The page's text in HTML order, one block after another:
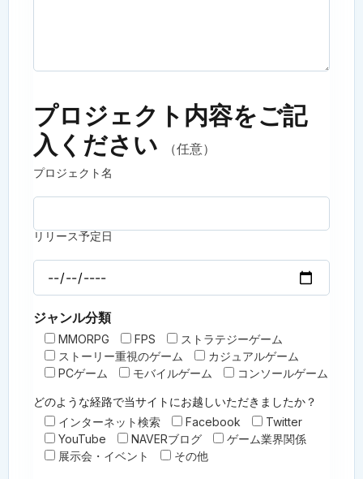
プロジェクト内容をご記
入ください
（任意）
プロジェクト名
リリース予定日
ジャンル分類
MMORPG FPS
ストラテジーゲーム
ストーリー重視のゲーム
カジュアルゲーム
PCゲーム
モバイルゲーム コンソールゲーム
どのような経路で当サイトにお越しいただきましたか？
インターネット検索
Facebook
Twitter
YouTube
NAVERブログ
ゲーム業界関係
展示会・イベント
その他